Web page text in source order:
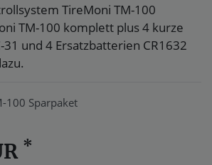
TireMoni TM-100
TM-100 komplett plus 4 kurze
31 und 4 Ersatzbatterien CR1632
100 Sparpaket
*